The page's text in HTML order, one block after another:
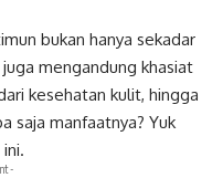
bukan hanya sekadar
mengandung khasiat
kesehatan kulit, hingga
saja manfaatnya? Yuk
-